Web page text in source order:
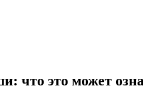
что это может